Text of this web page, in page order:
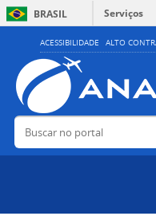
ACESSIBILIDADE ALTO
BRASIL
Serviços
Buscar no portal